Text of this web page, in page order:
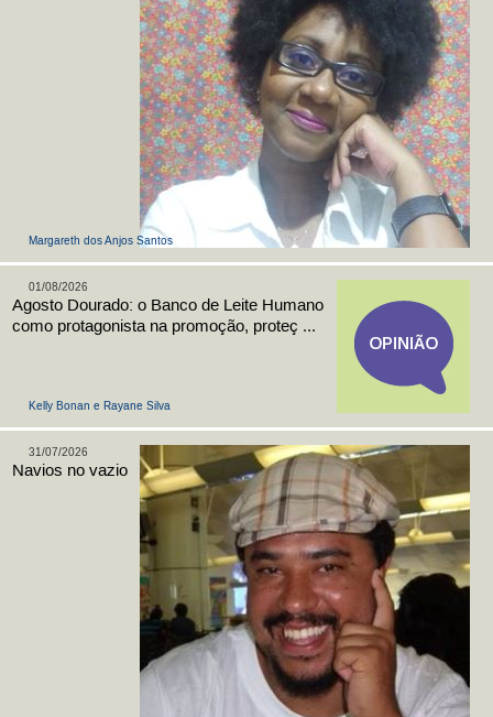
Margareth dos Anjos Santos
Kelly Bonan e Rayane Silva
01/08/2026
Agosto Dourado: o Banco de Leite Humano
como protagonista na promoção, proteç ...
31/07/2026
Navios no vazio